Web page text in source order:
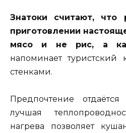
Знатоки считают,
приготовлении
мясо и не рис, а
напоминает туристский
стенками.
Предпочтение
лучшая
нагрева позволяет